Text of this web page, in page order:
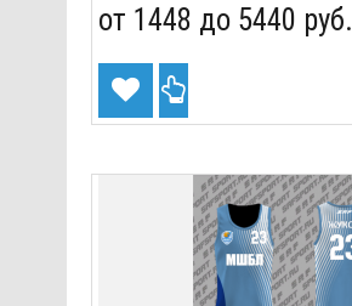
от 1448 до 5440 руб.